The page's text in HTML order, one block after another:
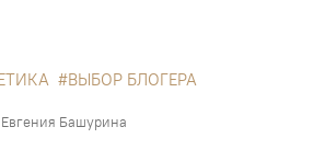
ВЫБОР БЛОГЕРА
Евгения Башурина